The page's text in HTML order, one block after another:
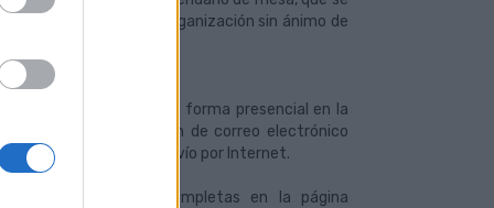
destinado a una organización sin ánimo de
30 de septiembre-: de forma presencial en la
o través de la dirección de correo electrónico
se podrá utilizar el envío por Internet.
pueden consultar completas en la página